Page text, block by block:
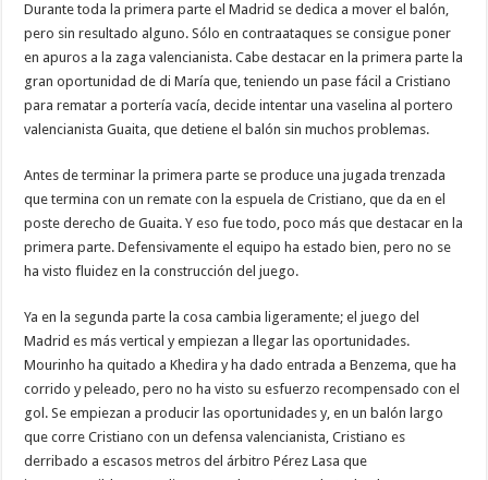
Durante toda la primera parte el Madrid se dedica a mover el balón,
pero sin resultado alguno. Sólo en contraataques se consigue poner
en apuros a la zaga valencianista. Cabe destacar en la primera parte la
gran oportunidad de di María que, teniendo un pase fácil a Cristiano
para rematar a portería vacía, decide intentar una vaselina al portero
valencianista Guaita, que detiene el balón sin muchos problemas.
Antes de terminar la primera parte se produce una jugada trenzada
que termina con un remate con la espuela de Cristiano, que da en el
poste derecho de Guaita. Y eso fue todo, poco más que destacar en la
primera parte. Defensivamente el equipo ha estado bien, pero no se
ha visto fluidez en la construcción del juego.
Ya en la segunda parte la cosa cambia ligeramente; el juego del
Madrid es más vertical y empiezan a llegar las oportunidades.
Mourinho ha quitado a Khedira y ha dado entrada a Benzema, que ha
corrido y peleado, pero no ha visto su esfuerzo recompensado con el
gol. Se empiezan a producir las oportunidades y, en un balón largo
que corre Cristiano con un defensa valencianista, Cristiano es
derribado a escasos metros del árbitro Pérez Lasa que